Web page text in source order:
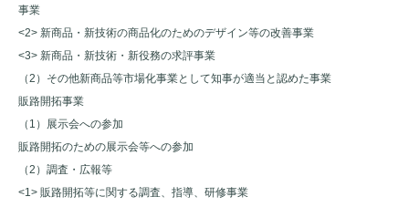
事業
<2> 新商品・新技術の商品化のためのデザイン等の改善事業
<3> 新商品・新技術・新役務の求評事業
（2）その他新商品等市場化事業として知事が適当と認めた事業
販路開拓事業
（1）展示会への参加
販路開拓のための展示会等への参加
（2）調査・広報等
<1> 販路開拓等に関する調査、指導、研修事業